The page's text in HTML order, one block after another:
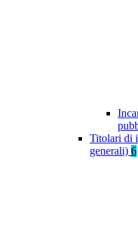
Titolari di
generali) 6